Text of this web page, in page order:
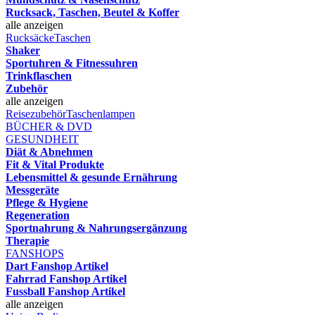
Rucksack, Taschen, Beutel & Koffer
alle anzeigen
RucksäckeTaschen
Shaker
Sportuhren & Fitnessuhren
Trinkflaschen
Zubehör
alle anzeigen
ReisezubehörTaschenlampen
BÜCHER & DVD
GESUNDHEIT
Diät & Abnehmen
Fit & Vital Produkte
Lebensmittel & gesunde Ernährung
Messgeräte
Pflege & Hygiene
Regeneration
Sportnahrung & Nahrungsergänzung
Therapie
FANSHOPS
Dart Fanshop Artikel
Fahrrad Fanshop Artikel
Fussball Fanshop Artikel
alle anzeigen